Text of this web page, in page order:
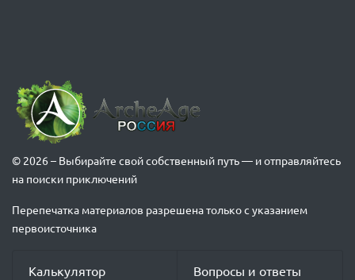
© 2026 – Выбирайте свой собственный путь — и отправляйтесь
на поиски приключений
Перепечатка материалов разрешена только с указанием
первоисточника
Калькулятор Вопросы и ответы